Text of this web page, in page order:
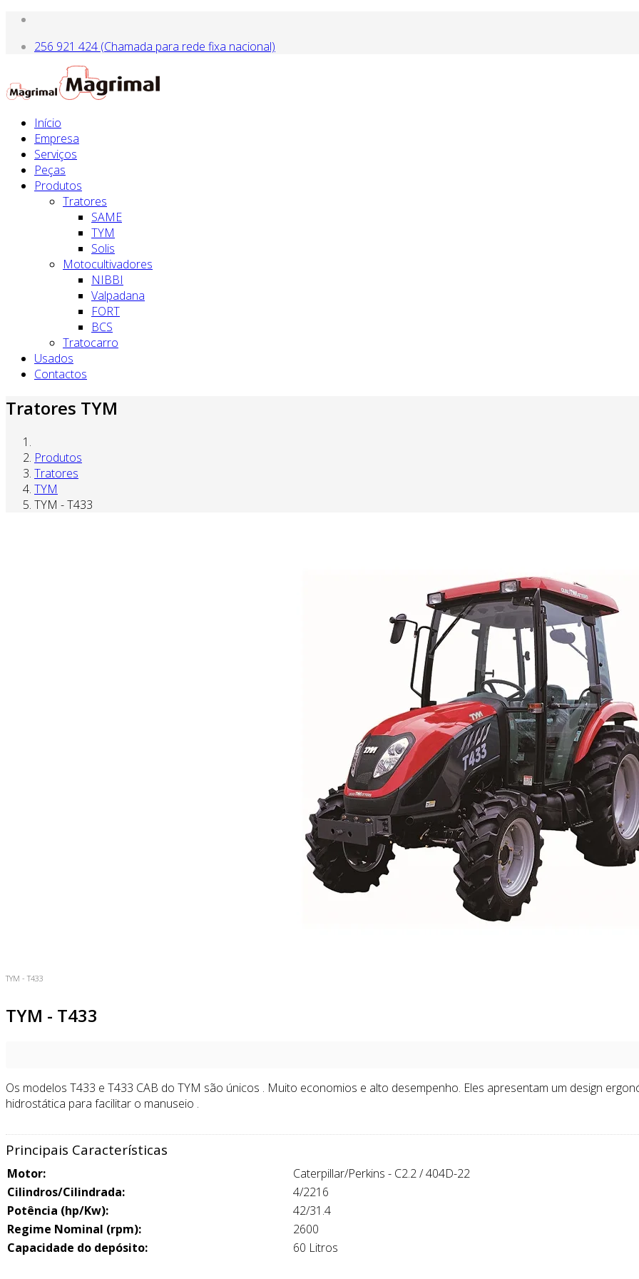
256 921 424 (Chamada para rede fixa nacional)
Início
Empresa
Serviços
Peças
Produtos
Tratores
SAME
TYM
Solis
Motocultivadores
NIBBI
Valpadana
FORT
BCS
Tratocarro
Usados
Contactos
Tratores TYM
Produtos
Tratores
TYM
TYM - T433
TYM - T433
TYM - T433
Os modelos T433 e T433 CAB do TYM são únicos . Muito economios e alto desempenho. Eles apresentam um design
hidrostática para facilitar o manuseio .
Principais Características
Motor:
Caterpillar/Perkins - C2.2 / 404D-22
Cilindros/Cilindrada:
4/2216
Potência (hp/Kw):
42/31.4
Regime Nominal (rpm):
2600
Capacidade do depósito:
60 Litros